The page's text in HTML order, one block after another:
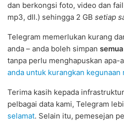
dan berkongsi foto, video dan
mp3, dll.) sehingga 2 GB setiap
Telegram memerlukan kurang
anda – anda boleh simpan
tanpa perlu menghapuskan apa-
anda untuk kurangkan kegunaan
Terima kasih kepada
pelbagai data kami, Telegram
selamat. Selain itu, pemesejan